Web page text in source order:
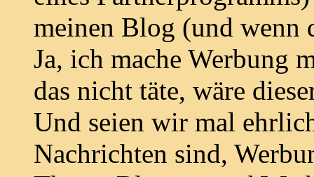
meinen Blog (und wenn
Ja, ich mache Werbung
das nicht täte, wäre
Und seien wir mal
Nachrichten sind,